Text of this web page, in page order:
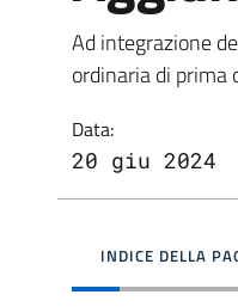
Ad integrazione
ordinaria di prima
Data:
20 giu 2024
INDICE DELLA